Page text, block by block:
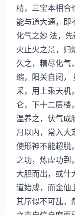
精，三宝本相合
能与道大通，即
化气之妙 法，
火止火之景，归
久之，精尽化气
缩，阳关自闭，
采，用上乘天机
仑，下十二层楼
温养之，伏气成
月以内，常入大
使形神不能超脱
之功，炼虚功到
大胆而出，或什
道始成，而金仙
其序似不可乱，